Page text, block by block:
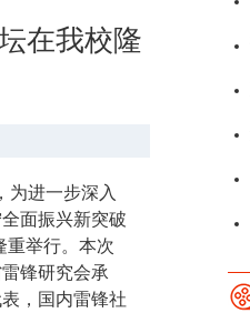
在我校隆
为进一步深入
面振兴新突破
重举行。本次
锋研究会承
，国内雷锋社